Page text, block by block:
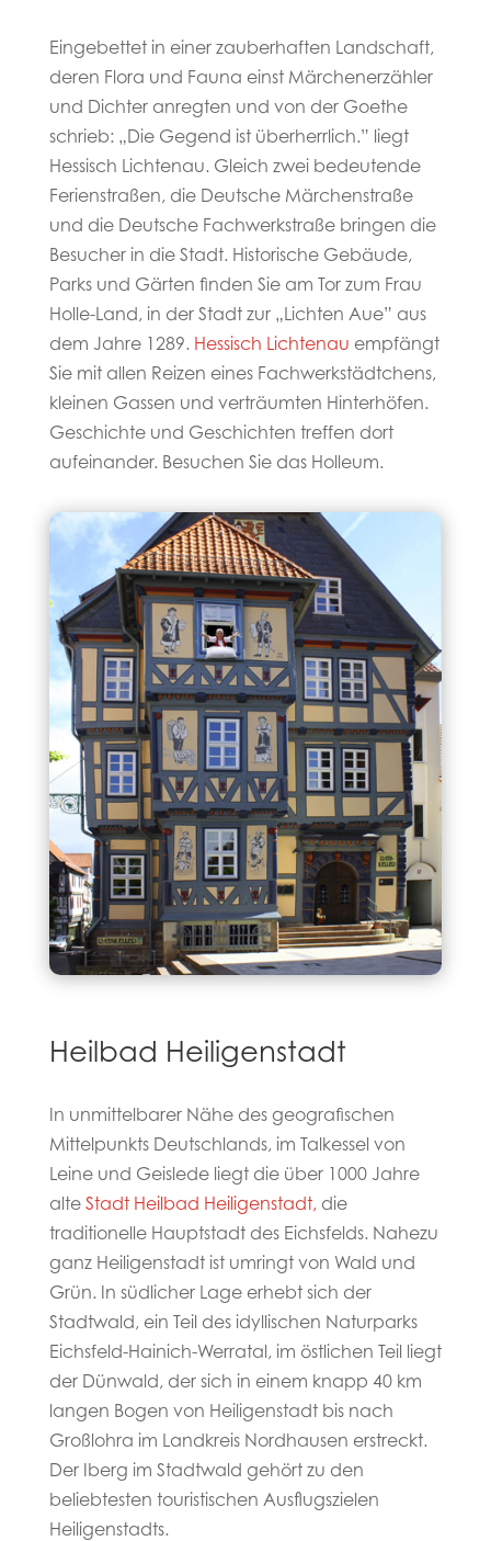
Eingebettet in einer zauberhaften Landschaft,
deren Flora und Fauna einst Märchenerzähler
und Dichter anregten und von der Goethe
schrieb: „Die Gegend ist überherrlich.” liegt
Hessisch Lichtenau. Gleich zwei bedeutende
Ferienstraßen, die Deutsche Märchenstraße
und die Deutsche Fachwerkstraße bringen die
Besucher in die Stadt. Historische Gebäude,
Parks und Gärten finden Sie am Tor zum Frau
Holle-Land, in der Stadt zur „Lichten Aue” aus
dem Jahre 1289. Hessisch Lichtenau empfängt
Sie mit allen Reizen eines Fachwerkstädtchens,
kleinen Gassen und verträumten Hinterhöfen.
Geschichte und Geschichten treffen dort
aufeinander. Besuchen Sie das Holleum.
Heilbad Heiligenstadt
In unmittelbarer Nähe des geografischen
Mittelpunkts Deutschlands, im Talkessel von
Leine und Geislede liegt die über 1000 Jahre
alte Stadt Heilbad Heiligenstadt,die
traditionelle Hauptstadt des Eichsfelds. Nahezu
ganz Heiligenstadt ist umringt von Wald und
Grün. In südlicher Lage erhebt sich der
Stadtwald, ein Teil des idyllischen Naturparks
Eichsfeld-Hainich-Werratal, im östlichen Teil liegt
der Dünwald, der sich in einem knapp 40 km
langen Bogen von Heiligenstadt bis nach
Großlohra im Landkreis Nordhausen erstreckt.
Der Iberg im Stadtwald gehört zu den
beliebtesten touristischen Ausflugszielen
Heiligenstadts.